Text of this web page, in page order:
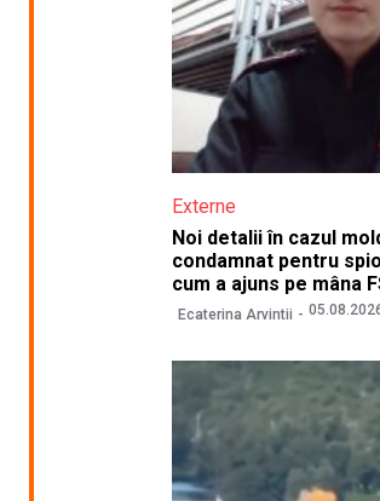
Externe
Noi detalii în cazul
condamnat pentru
cum a ajuns pe mâna
Ecaterina Arvintii